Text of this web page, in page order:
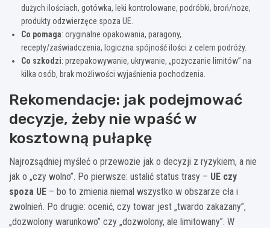
dużych ilościach, gotówka, leki kontrolowane, podróbki, broń/noże,
produkty odzwierzęce spoza UE.
Co pomaga: oryginalne opakowania, paragony,
recepty/zaświadczenia, logiczna spójność ilości z celem podróży.
Co szkodzi: przepakowywanie, ukrywanie, „pożyczanie limitów” na
kilka osób, brak możliwości wyjaśnienia pochodzenia.
Rekomendacje: jak podejmować
decyzje, żeby nie wpaść w
kosztowną pułapkę
Najrozsądniej myśleć o przewozie jak o decyzji z ryzykiem, a nie
jak o „czy wolno”. Po pierwsze: ustalić status trasy – UE czy
spoza UE – bo to zmienia niemal wszystko w obszarze cła i
zwolnień. Po drugie: ocenić, czy towar jest „twardo zakazany”,
„dozwolony warunkowo” czy „dozwolony, ale limitowany”. W